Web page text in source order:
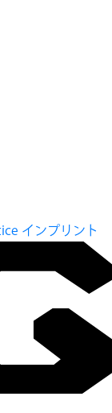
インプリント